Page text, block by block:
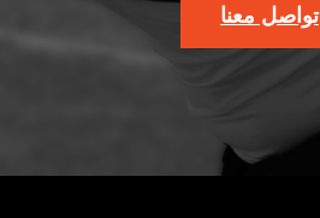
تواصل معنا